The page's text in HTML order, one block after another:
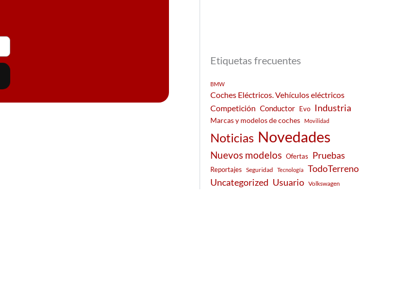
Etiquetas frecuentes
BMW
Coches Eléctricos. Vehículos eléctricos
Competición Conductor Evo Industria
Marcas y modelos de coches Movilidad
Noticias Novedades
Nuevos modelos Ofertas Pruebas
Reportajes Seguridad Tecnología
TodoTerreno
Uncategorized Usuario Volkswagen